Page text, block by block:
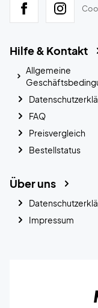
Hilfe & Kontakt
Allgemeine
FAQ
Preisvergleich
Bestellstatus
Über uns
Impressum